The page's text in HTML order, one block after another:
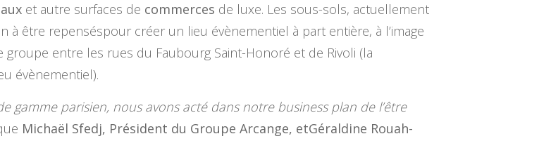
et autre surfaces de commerces de luxe. Les sous-sols, actuellement
à être repenséspour créer un lieu évènementiel à part entière, à l’image
entre les rues du Faubourg Saint-Honoré et de Rivoli (la
évènementiel).
gamme parisien, nous avons acté dans notre business plan de l’être
Michaël Sfedj, Président du Groupe Arcange, etGéraldine Rouah-